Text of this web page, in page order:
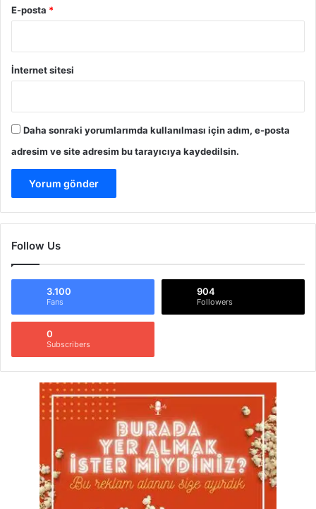
E-posta *
İnternet sitesi
Daha sonraki yorumlarımda kullanılması için adım, e-posta
adresim ve site adresim bu tarayıcıya kaydedilsin.
Follow Us
3.100
Fans
904
Followers
0
Subscribers